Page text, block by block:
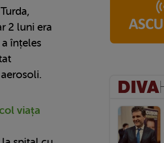
2 luni era
înțeles
viața